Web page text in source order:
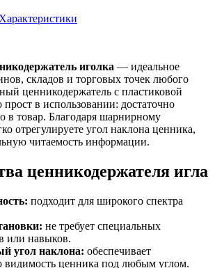
Характеристики
иголка — идеальное
складов и торговых точек любого
ценникодержатель с пластиковой
в использовании: достаточно
в товар. Благодаря шарнирному
отрегулируете угол наклона ценника,
читаемость информации.
ценникодержателя игла
подходит для широкого спектра
не требует специальных
или навыков.
угол наклона: обеспечивает
видимость ценника под любым углом.